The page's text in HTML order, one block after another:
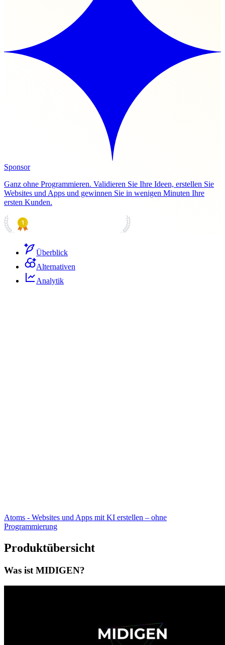
Sponsor
Ganz ohne Programmieren. Validieren Sie Ihre Ideen, erstellen Sie
Websites und Apps und gewinnen Sie in wenigen Minuten Ihre
ersten Kunden.
Überblick
Alternativen
Analytik
Atoms - Websites und Apps mit KI erstellen – ohne
Programmierung
Produktübersicht
Was ist MIDIGEN?